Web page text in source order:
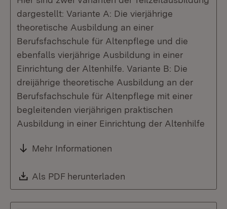
dargestellt: Variante A: Die vierjährige
theoretische Ausbildung an einer
Berufsfachschule für Altenpflege und die
ebenfalls vierjährige Ausbildung in einer
Einrichtung der Altenhilfe. Variante B: Die
dreijährige theoretische Ausbildung an der
Berufsfachschule für Altenpflege mit einer
begleitenden vierjährigen praktischen
Ausbildung in einer Einrichtung der Altenhilfe
Mehr Informationen
Download:
Als PDF herunterladen